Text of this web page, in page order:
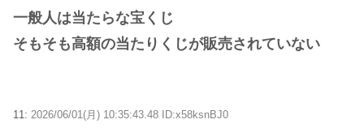
一般人は当たらな宝くじ
そもそも高額の当たりくじが販売されていない
11: 2026/06/01(月) 10:35:43.48 ID:x58ksnBJ0